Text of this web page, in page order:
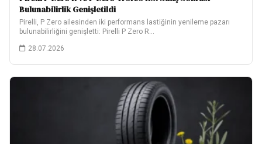
Bulunabilirlik Genişletildi
Pirelli, P Zero ailesinden iki performans lastiğinin yenileme pazarı
bulunabilirliğini genişletti: Pirelli P Zero R…
28.07.2026